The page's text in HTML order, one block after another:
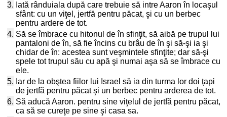
3. Iată rânduiala după care trebuie să intre Aaron în locaşul
sfânt: cu un viţel, jertfă pentru păcat, şi cu un berbec
pentru ardere de tot.
4. Să se îmbrace cu hitonul de în sfinţit, să aibă pe trupul lui
pantaloni de în, să fie încins cu brâu de în şi să-şi ia şi
chidar de în: acestea sunt veşmintele sfinţite; dar să-şi
spele tot trupul său cu apă şi numai aşa să se îmbrace cu
ele.
5. Iar de la obştea fiilor lui Israel să ia din turma lor doi ţapi
de jertfă pentru păcat şi un berbec pentru arderea de tot.
6. Să aducă Aaron. pentru sine viţelul de jertfă pentru păcat,
ca să se cureţe pe sine şi casa sa.